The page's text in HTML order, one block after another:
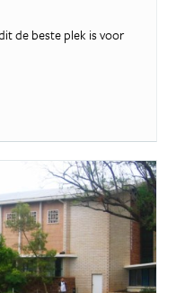
de beste plek is voor